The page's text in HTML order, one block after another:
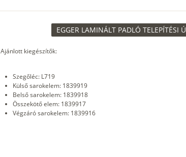
EGGER LAMINÁLT PADLÓ TELEPÍTÉSI
Ajánlott kiegészítők:
Szegőléc: L719
Külső sarokelem: 1839919
Belső sarokelem: 1839918
Összekötő elem: 1839917
Végzáró sarokelem: 1839916